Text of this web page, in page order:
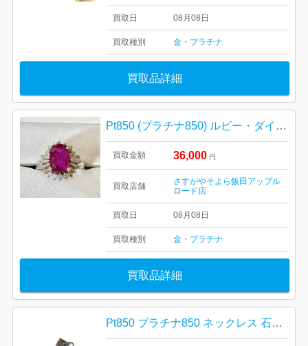
買取日 08月08日
買取種別 金・プラチナ
買取品詳細
Pt850 (プラチナ850) ルビー・ダイヤモンドリング
買取金額 36,000 円
買取店舗
さすがやそよら飯田アップル
ロード店
買取日 08月08日
買取種別 金・プラチナ
買取品詳細
Pt850 プラチナ850 ネックレス 石付き ダイヤモンド ダイヤ アクセサリー 貴金属